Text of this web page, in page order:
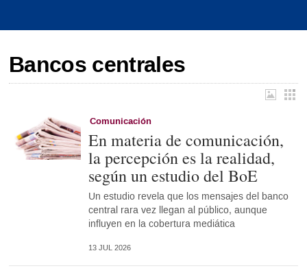
Bancos centrales
Comunicación
En materia de comunicación,
la percepción es la realidad,
según un estudio del BoE
Un estudio revela que los mensajes del banco
central rara vez llegan al público, aunque
influyen en la cobertura mediática
13 JUL 2026